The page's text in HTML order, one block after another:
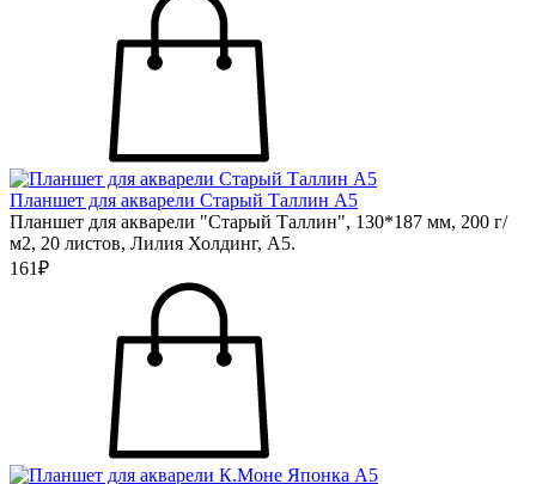
Планшет для акварели Старый Таллин А5
Планшет для акварели "Старый Таллин", 130*187 мм, 200 г/
м2, 20 листов, Лилия Холдинг, А5.
161₽